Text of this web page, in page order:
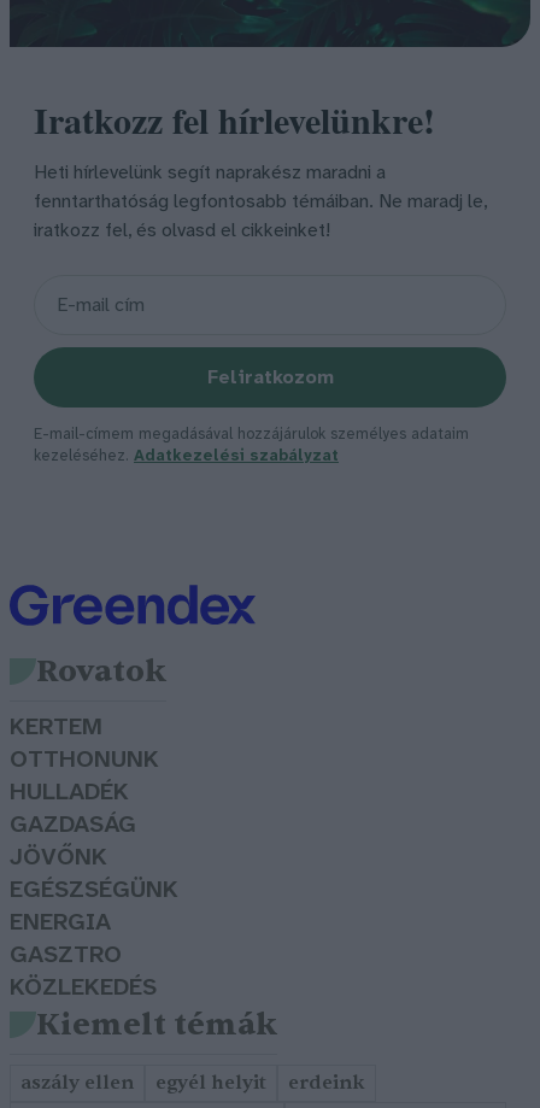
Iratkozz fel hírlevelünkre!
Heti hírlevelünk segít naprakész maradni a
fenntarthatóság legfontosabb témáiban. Ne maradj le,
iratkozz fel, és olvasd el cikkeinket!
Feliratkozom
E-mail-címem megadásával hozzájárulok személyes adataim
kezeléséhez. Adatkezelési szabályzat
Rovatok
KERTEM
OTTHONUNK
HULLADÉK
GAZDASÁG
JÖVŐNK
EGÉSZSÉGÜNK
ENERGIA
GASZTRO
KÖZLEKEDÉS
Kiemelt témák
aszály ellen egyél helyit erdeink